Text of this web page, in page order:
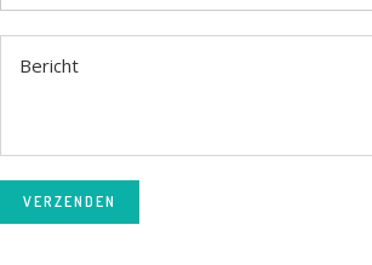
VERZENDEN